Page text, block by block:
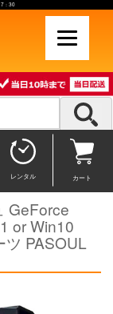
：30
レンタル カート
GeForce
or Win10
PASOUL